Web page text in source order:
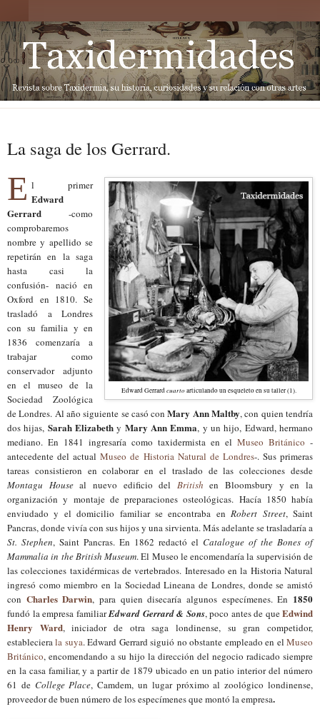
La saga de los Gerrard.
Edward Gerrardcuartoarticulando un esqueleto en su taller (1).
E l primer
Edward
Gerrard -como
comprobaremos
nombre y apellido se
repetirán en la saga
hasta casi la
confusión- nació en
Oxford en 1810. Se
trasladó a Londres
con su familia y en
1836 comenzaría a
trabajar como
conservador adjunto
en el museo de la
Sociedad Zoológica
de Londres. Al año siguiente se casó conMary Ann Maltby, con quien tendría
dos hijas, Sarah Elizabeth y Mary Ann Emma, y un hijo, Edward, hermano
mediano. En 1841 ingresaría como taxidermista en el Museo Británico -
antecedente del actualMuseo de Historia Natural de Londres-. Sus primeras
tareas consistieron en colaborar en el traslado de las colecciones desde
Montagu Houseal nuevo edificio del British en Bloomsbury y en la
organización y montaje de preparaciones osteológicas. Hacía 1850 había
enviudado y el domicilio familiar se encontraba en Robert Street, Saint
Pancras, donde vivía con sus hijos y una sirvienta. Más adelante se trasladaría a
St. Stephen, Saint Pancras. En 1862 redactó el Catalogue of the Bones of
Mammalia in the British Museum. El Museo le encomendaría la supervisión de
las colecciones taxidérmicas de vertebrados. Interesado en la Historia Natural
ingresó como miembro en la Sociedad Lineana de Londres, donde se amistó
con Charles Darwin, para quien disecaría algunos especímenes. En 1850
fundó la empresa familiarEdward Gerrard & Sons, poco antes de queEdwind
Henry Ward, iniciador de otra saga londinense, su gran competidor,
establecierala suya. Edward Gerrard siguió no obstante empleado en elMuseo
Británico, encomendando a su hijo la dirección del negocio radicado siempre
en la casa familiar, y a partir de 1879 ubicado en un patio interior del número
61 de College Place, Camdem, un lugar próximo al zoológico londinense,
proveedor de buen número de los especímenes que montó la empresa.